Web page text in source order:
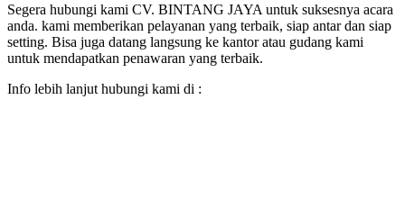
Segera hubungi kami CV. BINTANG JAYA untuk suksesnya acara
anda. kami memberikan pelayanan yang terbaik, siap antar dan siap
setting. Bisa juga datang langsung ke kantor atau gudang kami
untuk mendapatkan penawaran yang terbaik.
Info lebih lanjut hubungi kami di :